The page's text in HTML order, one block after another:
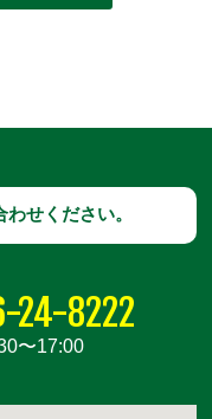
せください。
24-8222
〜17:00